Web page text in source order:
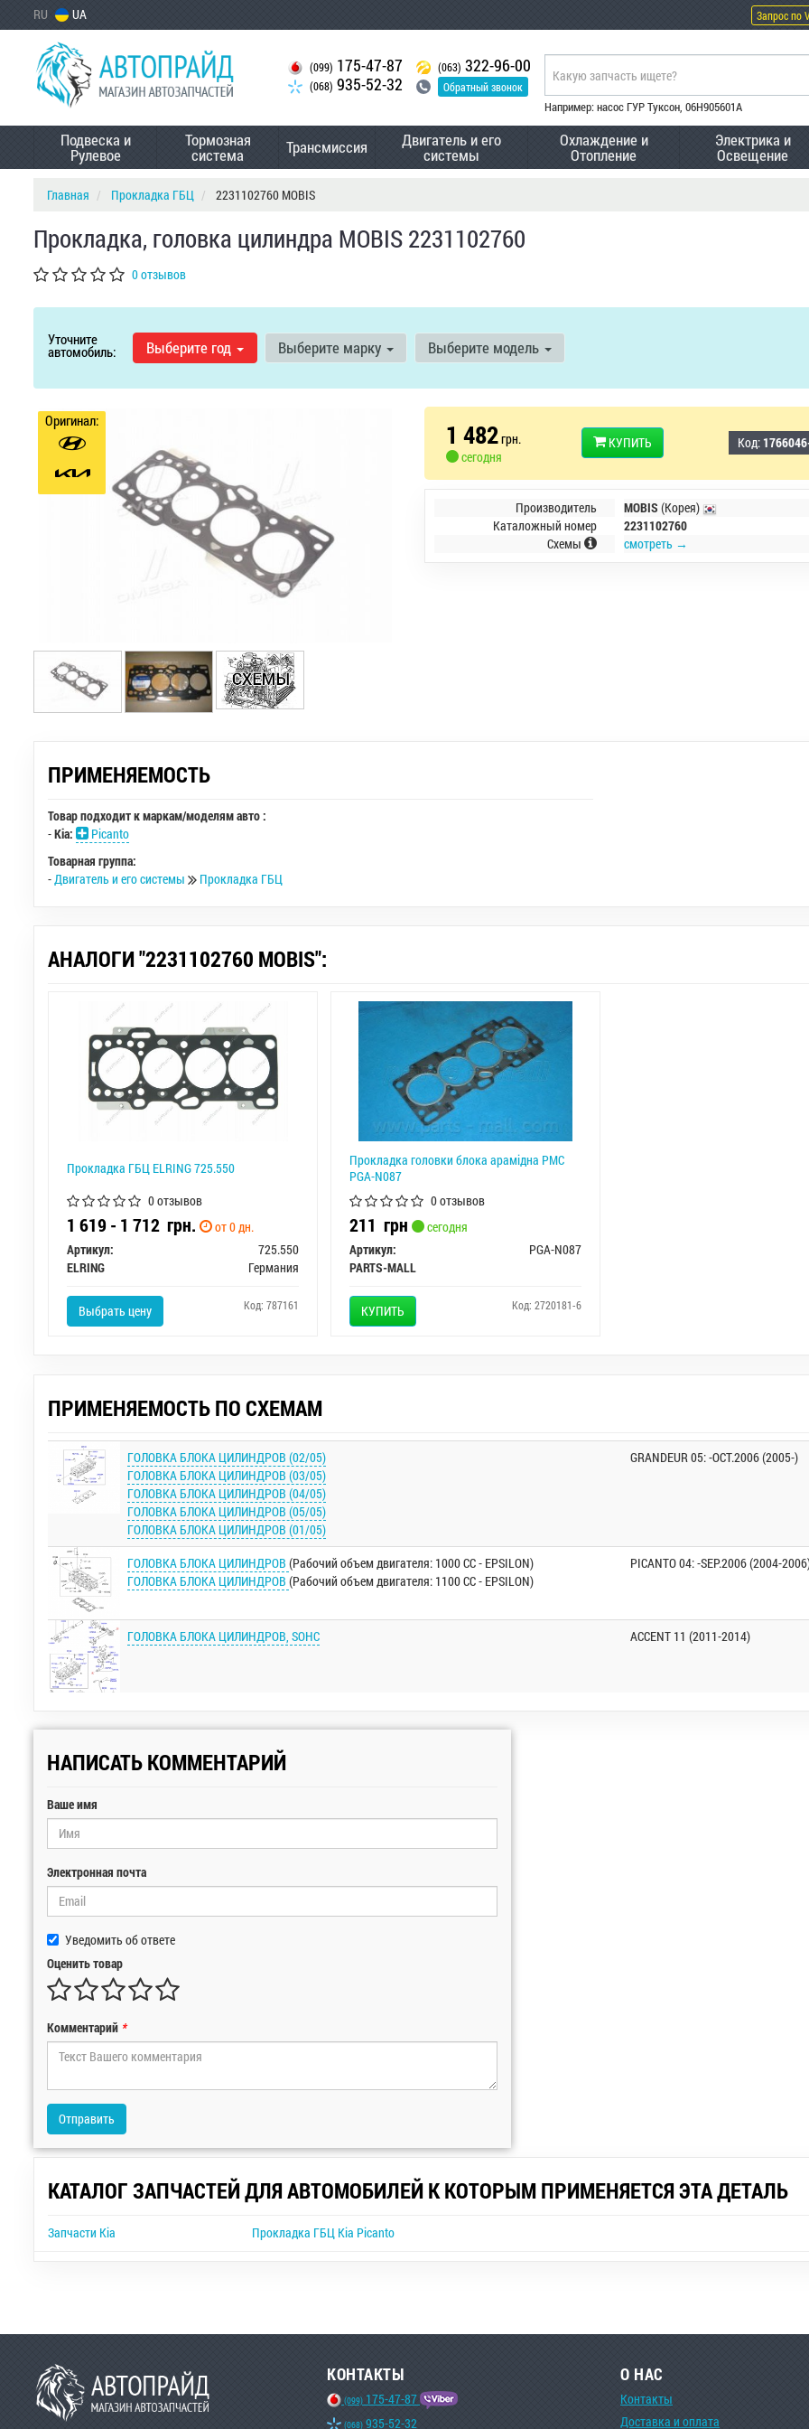
RU UA Запрос по
(099) 175-47-87
(068) 935-52-32
(063) 322-96-00
Обратный звонок
Например: насос ГУР Туксон, 06H905601A
Подвеска и
Рулевое
Тормозная
система Трансмиссия Двигатель и его
системы
Охлаждение и
Отопление
Электрика и
Освещение
Главная Прокладка ГБЦ 2231102760 MOBIS
Прокладка, головка цилиндра MOBIS 2231102760
0 отзывов
Уточните
автомобиль: Выберите год Выберите марку Выберите модель
Оригинал: 1 482грн.
сегодня
КУПИТЬ Код:
Производитель MOBIS (Корея)
Каталожный номер
2231102760
Схемы
смотреть →
ПРИМЕНЯЕМОСТЬ
Товар подходит к маркам/моделям авто :
-Kia:
Picanto
Товарная группа:
- Двигатель и его системы Прокладка ГБЦ
АНАЛОГИ "2231102760 MOBIS":
Прокладка ГБЦ ELRING 725.550
0 отзывов
1 619 - 1 712 грн.
от 0 дн.
Артикул:
725.550
ELRING
Германия
Выбрать цену Код: 787161
Прокладка головки блока арамідна PMC
PGA-N087
0 отзывов
211 грн
сегодня
Артикул:
PGA-N087
PARTS-MALL
КУПИТЬ Код: 2720181-6
ПРИМЕНЯЕМОСТЬ ПО СХЕМАМ
ГОЛОВКА БЛОКА ЦИЛИНДРОВ (02/05)
ГОЛОВКА БЛОКА ЦИЛИНДРОВ (03/05)
ГОЛОВКА БЛОКА ЦИЛИНДРОВ (04/05)
ГОЛОВКА БЛОКА ЦИЛИНДРОВ (05/05)
ГОЛОВКА БЛОКА ЦИЛИНДРОВ (01/05)
GRANDEUR 05: -OCT.2006 (2005-)
ГОЛОВКА БЛОКА ЦИЛИНДРОВ (Рабочий объем двигателя: 1000 CC - EPSILON)
ГОЛОВКА БЛОКА ЦИЛИНДРОВ (Рабочий объем двигателя: 1100 CC - EPSILON)
PICANTO 04: -SEP.2006 (2004-
ГОЛОВКА БЛОКА ЦИЛИНДРОВ, SOHC ACCENT 11 (2011-2014)
НАПИСАТЬ КОММЕНТАРИЙ
Ваше имя
Электронная почта
Уведомить об ответе
Оценить товар
Комментарий *
Отправить
КАТАЛОГ ЗАПЧАСТЕЙ ДЛЯ АВТОМОБИЛЕЙ К КОТОРЫМ ПРИМЕНЯЕТСЯ ЭТА ДЕТАЛЬ
Запчасти Kia Прокладка ГБЦ Kia Picanto
КОНТАКТЫ
(099) 175-47-87
(068) 935-52-32
О НАС
Контакты
Доставка и оплата